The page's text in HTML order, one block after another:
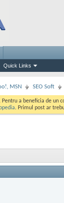
Quick Links
MSN SEO Soft
. Pentru a beneficia de un
. Primul post ar